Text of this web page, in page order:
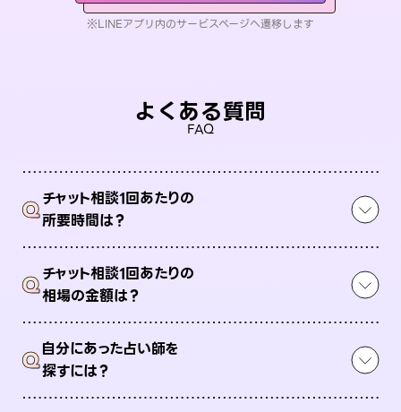
※LINEアプリ内のサービスページへ遷移します
よくある質問
FAQ
Qチャット相談1回あたりの
所要時間は？
Qチャット相談1回あたりの
相場の金額は？
Q自分にあった占い師を
探すには？